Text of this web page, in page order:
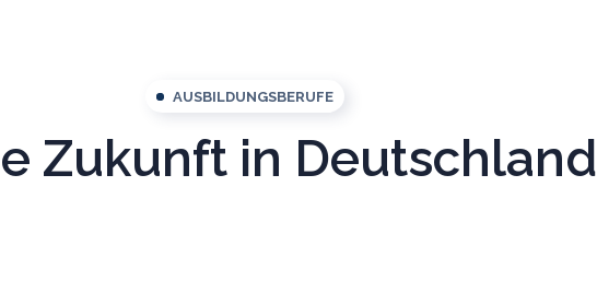
AUSBILDUNGSBERUFE
Zukunft in Deutschland